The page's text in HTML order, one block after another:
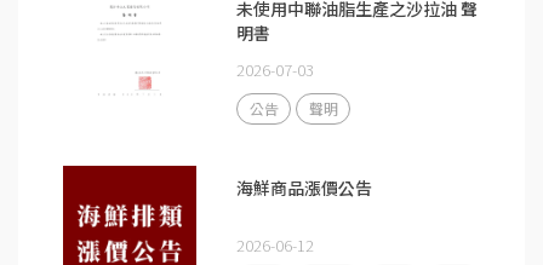
未使用中聯油脂生產之沙拉油 聲
明書
2026-07-03
公告 聲明
海鮮商品漲價公告
2026-06-12